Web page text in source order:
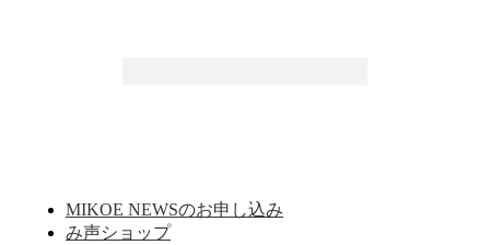
MIKOE NEWSのお申し込み
み声ショップ